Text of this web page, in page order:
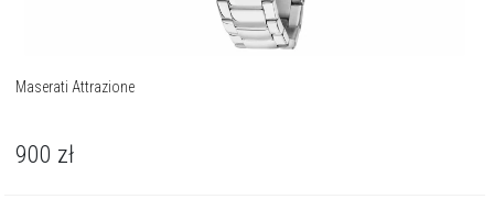
Maserati Attrazione
900 zł